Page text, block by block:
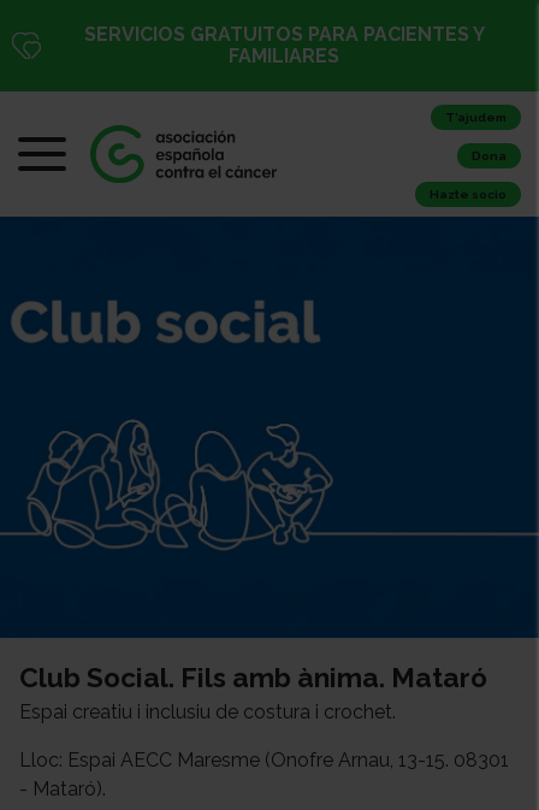
SERVICIOS GRATUITOS PARA PACIENTES Y
FAMILIARES
T’ajudem
Dona
Hazte socio
Club Social. Fils amb ànima. Mataró
Espai creatiu i inclusiu de costura i crochet.
Lloc: Espai AECC Maresme (Onofre Arnau, 13-15. 08301
- Mataró).